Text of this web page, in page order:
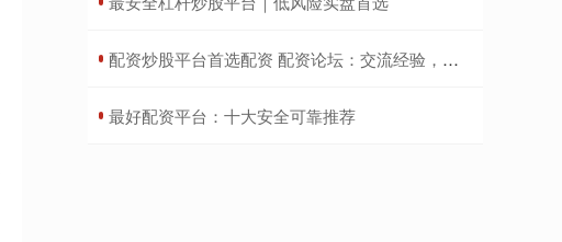
​配资炒股平台首选配资 配资论坛：交流经验，规避风险，稳健投资
​最好配资平台：十大安全可靠推荐